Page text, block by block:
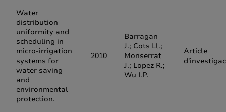
Water
distribution
uniformity and
scheduling in
micro-irrigation
systems for
water saving
and
environmental
protection.
2010
Barragan
J.; Cots Ll.;
Monserrat
J.; Lopez R.;
Wu I.P.
Article